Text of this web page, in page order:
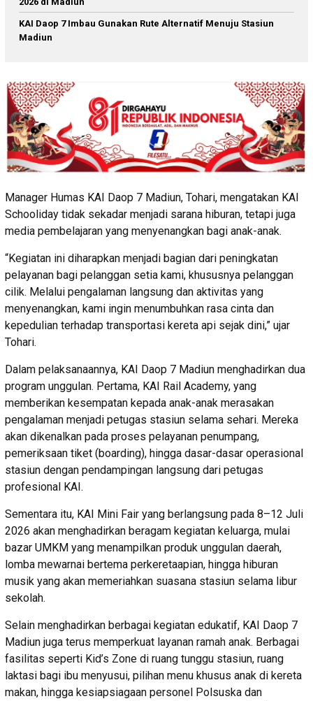
KAI Daop 7 Imbau Gunakan Rute Alternatif Menuju Stasiun
Madiun
Manager Humas KAI Daop 7 Madiun, Tohari, mengatakan KAI
Schooliday tidak sekadar menjadi sarana hiburan, tetapi juga
media pembelajaran yang menyenangkan bagi anak-anak.
“Kegiatan ini diharapkan menjadi bagian dari peningkatan
pelayanan bagi pelanggan setia kami, khususnya pelanggan
cilik. Melalui pengalaman langsung dan aktivitas yang
menyenangkan, kami ingin menumbuhkan rasa cinta dan
kepedulian terhadap transportasi kereta api sejak dini,” ujar
Tohari.
Dalam pelaksanaannya, KAI Daop 7 Madiun menghadirkan dua
program unggulan. Pertama, KAI Rail Academy, yang
memberikan kesempatan kepada anak-anak merasakan
pengalaman menjadi petugas stasiun selama sehari. Mereka
akan dikenalkan pada proses pelayanan penumpang,
pemeriksaan tiket (boarding), hingga dasar-dasar operasional
stasiun dengan pendampingan langsung dari petugas
profesional KAI.
Sementara itu, KAI Mini Fair yang berlangsung pada 8–12 Juli
2026 akan menghadirkan beragam kegiatan keluarga, mulai
bazar UMKM yang menampilkan produk unggulan daerah,
lomba mewarnai bertema perkeretaapian, hingga hiburan
musik yang akan memeriahkan suasana stasiun selama libur
sekolah.
Selain menghadirkan berbagai kegiatan edukatif, KAI Daop 7
Madiun juga terus memperkuat layanan ramah anak. Berbagai
fasilitas seperti Kid’s Zone di ruang tunggu stasiun, ruang
laktasi bagi ibu menyusui, pilihan menu khusus anak di kereta
makan, hingga kesiapsiagaan personel Polsuska dan